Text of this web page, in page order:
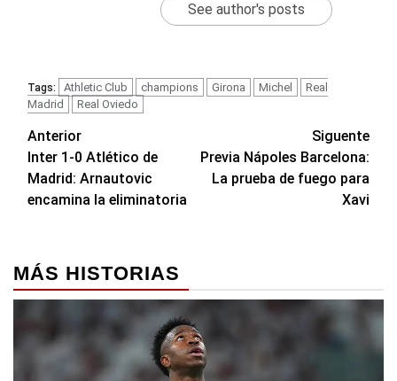
See author's posts
Tags: Athletic Club champions Girona Michel
Real
Madrid
Real Oviedo
Navegación
de
entradas
Anterior
Inter 1-0 Atlético de
Madrid: Arnautovic
encamina la eliminatoria
Siguente
Previa Nápoles Barcelona:
La prueba de fuego para
Xavi
MÁS HISTORIAS